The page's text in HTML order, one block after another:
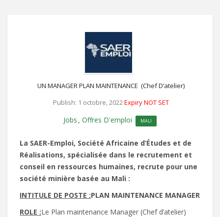
UN MANAGER PLAN MAINTENANCE (Chef D’atelier)
Publish: 1 octobre, 2022 Expiry NOT SET
Jobs Offres D'emploi MALI
La SAER-Emploi, Société Africaine d’Études et de
Réalisations, spécialisée dans le recrutement et
conseil en ressources humaines, recrute pour une
société minière basée au Mali :
INTITULE DE POSTE :PLAN MAINTENANCE MANAGER
ROLE :Le Plan maintenance Manager (Chef d’atelier)